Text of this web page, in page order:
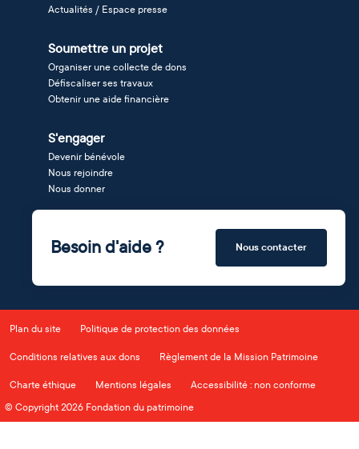
Actualités / Espace presse
Soumettre un projet
Organiser une collecte de dons
Défiscaliser ses travaux
Obtenir une aide financière
S'engager
Devenir bénévole
Nous rejoindre
Nous donner
Besoin d'aide ? Nous contacter
Plan du site Politique de protection des données
Conditions relatives aux dons Règlement de la Mission Patrimoine
Charte éthique Mentions légales
Accessibilité : non conforme
© Copyright 2026 Fondation du patrimoine